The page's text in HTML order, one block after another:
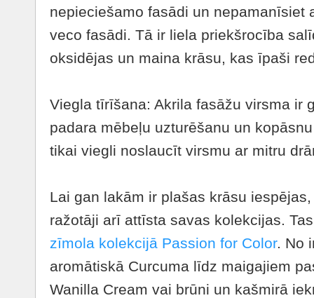
nepieciešamo fasādi un nepamanīsiet
veco fasādi. Tā ir liela priekšrocība
oksidējas un maina krāsu, kas īpaši
Viegla tīrīšana: Akrila fasāžu virsma ir
padara mēbeļu uzturēšanu un
tikai viegli noslaucīt virsmu ar mitru
Lai gan lakām ir plašas krāsu
ražotāji arī attīsta savas kolekcijas.
zīmola kolekcijā Passion for Color. No
aromātiskā Curcuma līdz maigajiem
Wanilla Cream vai brūni un kašmirā